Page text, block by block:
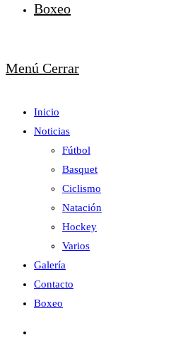
Boxeo
Menú Cerrar
Inicio
Noticias
Fútbol
Basquet
Ciclismo
Natación
Hockey
Varios
Galería
Contacto
Boxeo